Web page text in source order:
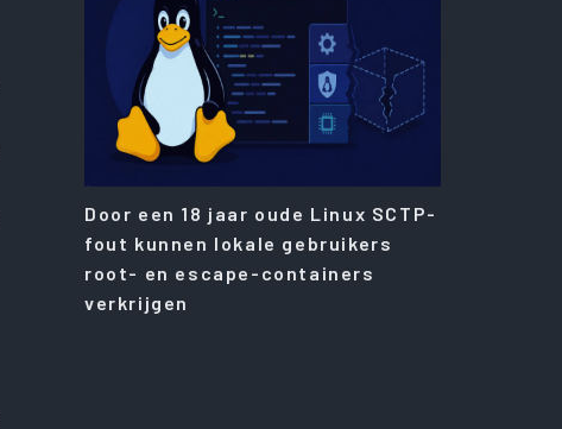
Door een 18 jaar oude Linux SCTP-
fout kunnen lokale gebruikers
root- en escape-containers
verkrijgen